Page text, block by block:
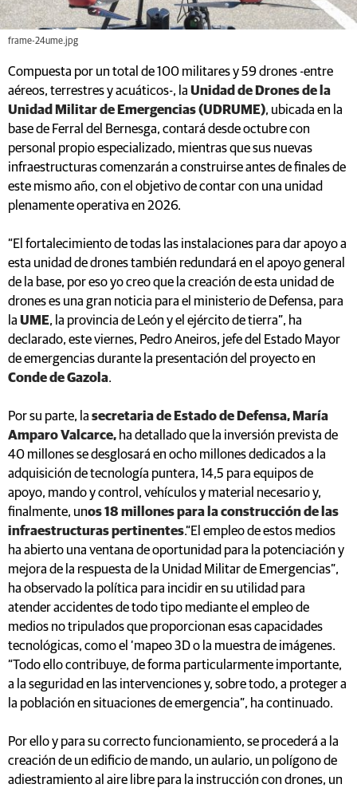
frame-24ume.jpg
Compuesta por un total de 100 militares y 59 drones -entre
aéreos, terrestres y acuáticos-, la Unidad de Drones de la
Unidad Militar de Emergencias (UDRUME), ubicada en la
base de Ferral del Bernesga, contará desde octubre con
personal propio especializado, mientras que sus nuevas
infraestructuras comenzarán a construirse antes de finales de
este mismo año, con el objetivo de contar con una unidad
plenamente operativa en 2026.
“El fortalecimiento de todas las instalaciones para dar apoyo a
esta unidad de drones también redundará en el apoyo general
de la base, por eso yo creo que la creación de esta unidad de
drones es una gran noticia para el ministerio de Defensa, para
la UME, la provincia de León y el ejército de tierra”, ha
declarado, este viernes, Pedro Aneiros, jefe del Estado Mayor
de emergencias durante la presentación del proyecto en
Conde de Gazola.
Por su parte, la secretaria de Estado de Defensa, María
Amparo Valcarce, ha detallado que la inversión prevista de
40 millones se desglosará en ocho millones dedicados a la
adquisición de tecnología puntera, 14,5 para equipos de
apoyo, mando y control, vehículos y material necesario y,
finalmente, unos 18 millones para la construcción de las
infraestructuras pertinentes.“El empleo de estos medios
ha abierto una ventana de oportunidad para la potenciación y
mejora de la respuesta de la Unidad Militar de Emergencias”,
ha observado la política para incidir en su utilidad para
atender accidentes de todo tipo mediante el empleo de
medios no tripulados que proporcionan esas capacidades
tecnológicas, como el ‘mapeo 3D o la muestra de imágenes.
“Todo ello contribuye, de forma particularmente importante,
a la seguridad en las intervenciones y, sobre todo, a proteger a
la población en situaciones de emergencia”, ha continuado.
Por ello y para su correcto funcionamiento, se procederá a la
creación de un edificio de mando, un aulario, un polígono de
adiestramiento al aire libre para la instrucción con drones, un